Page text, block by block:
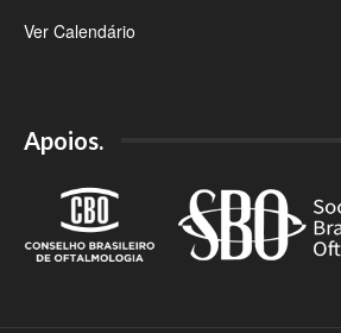
Ver Calendário
Apoios.